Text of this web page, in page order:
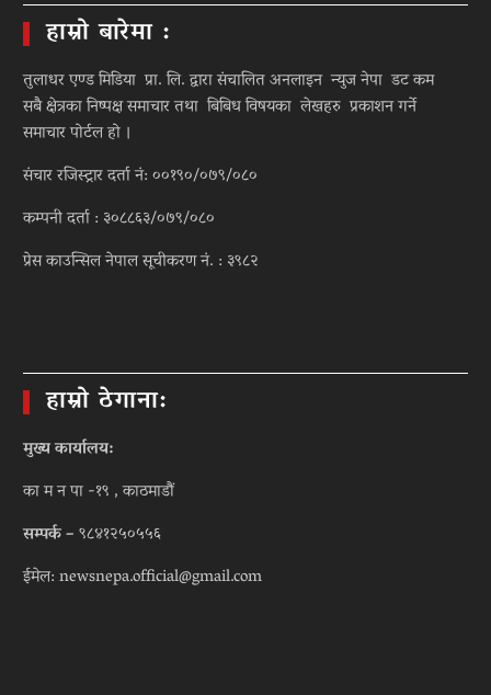
हाम्रो बारेमा :
तुलाधर एण्ड मिडिया प्रा. लि. द्वारा संचालित अनलाइन न्युज नेपा डट कम
सबै क्षेत्रका निष्पक्ष समाचार तथा बिबिध विषयका लेखहरु प्रकाशन गर्ने
समाचार पोर्टल हो ।
संचार रजिस्ट्रार दर्ता नं: ००१९०/०७९/०८०
कम्पनी दर्ता : ३०८८६३/०७९/०८०
प्रेस काउन्सिल नेपाल सूचीकरण नं. : ३९८२
हाम्रो ठेगाना:
मुख्य कार्यालय:
का म न पा -१९ , काठमाडौं
सम्पर्क –९८४१२५०५५६
ईमेल: newsnepa.official@gmail.com